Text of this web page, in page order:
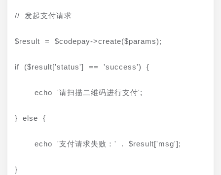
// 发起支付请求
$result = $codepay->create($params);
if ($result['status'] == 'success') {
    echo '请扫描二维码进行支付';
} else {
    echo '支付请求失败：' . $result['msg'];
}